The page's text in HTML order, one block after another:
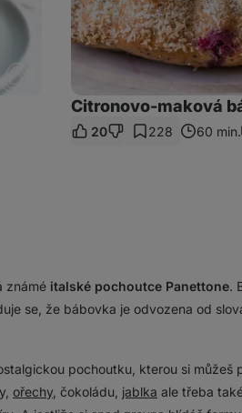
Citronovo-maková
20 228 60 min.
známé italské pochoutce Panettone.
se, že bábovka je odvozena od
pochoutku, kterou si můžeš
ořechy, čokoládu, jablka ale třeba